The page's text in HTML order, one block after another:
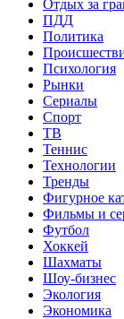
Отдых за
ПДД
Политика
Психология
Рынки
Сериалы
Спорт
ТВ
Теннис
Технологии
Тренды
Фигурное
Фильмы и
Футбол
Хоккей
Шахматы
Шоу-бизнес
Экология
Экономика